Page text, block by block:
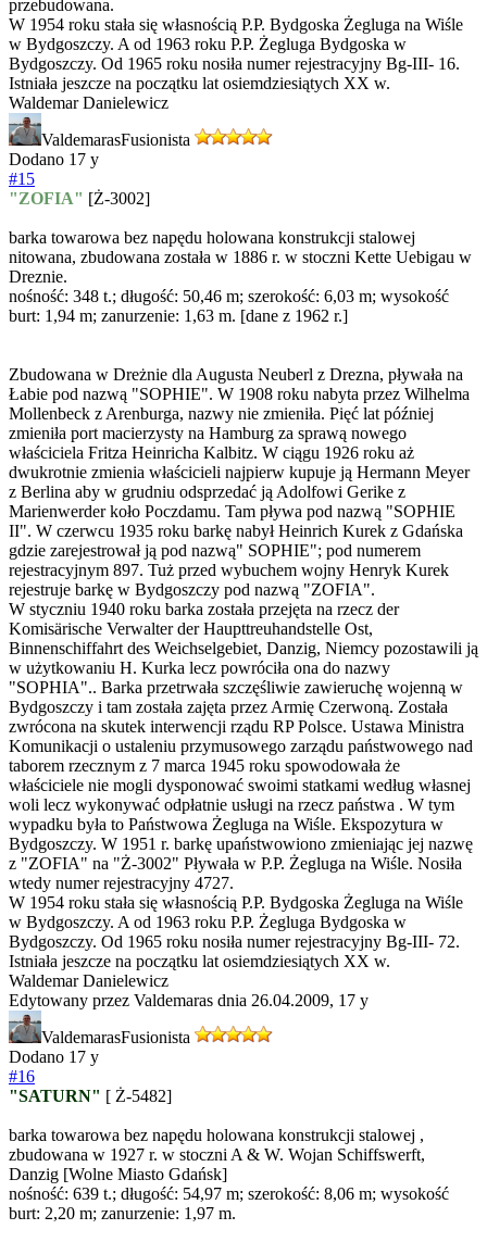
przebudowana.
W 1954 roku stała się własnością P.P. Bydgoska Żegluga na Wiśle
w Bydgoszczy. A od 1963 roku P.P. Żegluga Bydgoska w
Bydgoszczy. Od 1965 roku nosiła numer rejestracyjny Bg-III- 16.
Istniała jeszcze na początku lat osiemdziesiątych XX w.
Waldemar Danielewicz
ValdemarasFusionista
Dodano 17 y
#15
"ZOFIA" [Ż-3002]
barka towarowa bez napędu holowana konstrukcji stalowej
nitowana, zbudowana została w 1886 r. w stoczni Kette Uebigau w
Dreznie.
nośność: 348 t.; długość: 50,46 m; szerokość: 6,03 m; wysokość
burt: 1,94 m; zanurzenie: 1,63 m. [dane z 1962 r.]
Zbudowana w Dreżnie dla Augusta Neuberl z Drezna, pływała na
Łabie pod nazwą "SOPHIE". W 1908 roku nabyta przez Wilhelma
Mollenbeck z Arenburga, nazwy nie zmieniła. Pięć lat później
zmieniła port macierzysty na Hamburg za sprawą nowego
właściciela Fritza Heinricha Kalbitz. W ciągu 1926 roku aż
dwukrotnie zmienia właścicieli najpierw kupuje ją Hermann Meyer
z Berlina aby w grudniu odsprzedać ją Adolfowi Gerike z
Marienwerder koło Poczdamu. Tam pływa pod nazwą "SOPHIE
II". W czerwcu 1935 roku barkę nabył Heinrich Kurek z Gdańska
gdzie zarejestrował ją pod nazwą" SOPHIE"; pod numerem
rejestracyjnym 897. Tuż przed wybuchem wojny Henryk Kurek
rejestruje barkę w Bydgoszczy pod nazwą "ZOFIA".
W styczniu 1940 roku barka została przejęta na rzecz der
Komisärische Verwalter der Haupttreuhandstelle Ost,
Binnenschiffahrt des Weichselgebiet, Danzig, Niemcy pozostawili ją
w użytkowaniu H. Kurka lecz powróciła ona do nazwy
"SOPHIA".. Barka przetrwała szczęśliwie zawieruchę wojenną w
Bydgoszczy i tam została zajęta przez Armię Czerwoną. Została
zwrócona na skutek interwencji rządu RP Polsce. Ustawa Ministra
Komunikacji o ustaleniu przymusowego zarządu państwowego nad
taborem rzecznym z 7 marca 1945 roku spowodowała że
właściciele nie mogli dysponować swoimi statkami według własnej
woli lecz wykonywać odpłatnie usługi na rzecz państwa . W tym
wypadku była to Państwowa Żegluga na Wiśle. Ekspozytura w
Bydgoszczy. W 1951 r. barkę upaństwowiono zmieniając jej nazwę
z "ZOFIA" na "Ż-3002" Pływała w P.P. Żegluga na Wiśle. Nosiła
wtedy numer rejestracyjny 4727.
W 1954 roku stała się własnością P.P. Bydgoska Żegluga na Wiśle
w Bydgoszczy. A od 1963 roku P.P. Żegluga Bydgoska w
Bydgoszczy. Od 1965 roku nosiła numer rejestracyjny Bg-III- 72.
Istniała jeszcze na początku lat osiemdziesiątych XX w.
Waldemar Danielewicz
Edytowany przez Valdemaras dnia 26.04.2009, 17 y
ValdemarasFusionista
Dodano 17 y
#16
"SATURN" [ Ż-5482]
barka towarowa bez napędu holowana konstrukcji stalowej ,
zbudowana w 1927 r. w stoczni A & W. Wojan Schiffswerft,
Danzig [Wolne Miasto Gdańsk]
nośność: 639 t.; długość: 54,97 m; szerokość: 8,06 m; wysokość
burt: 2,20 m; zanurzenie: 1,97 m.